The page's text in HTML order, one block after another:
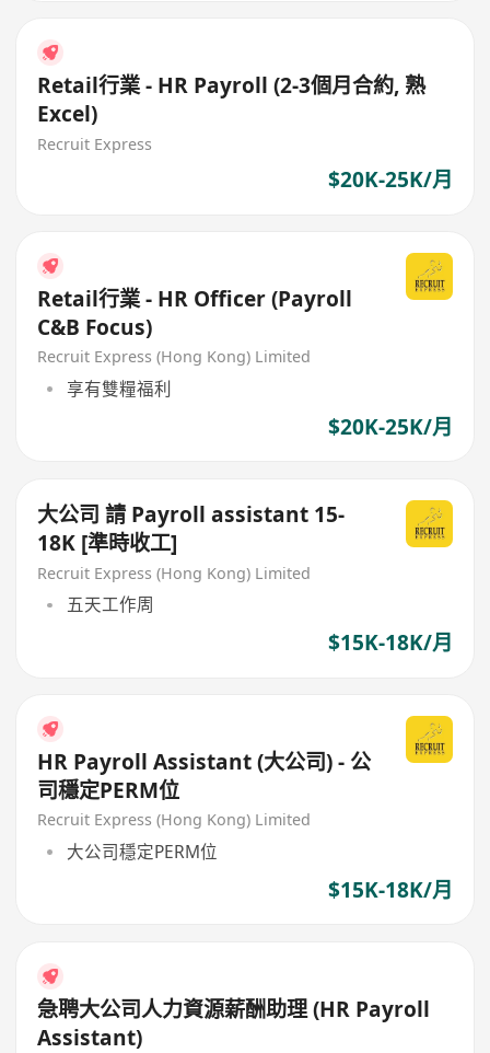
Retail行業 - HR Payroll (2-3個月合約, 熟
Excel)
Recruit Express
$20K-25K/月
Retail行業 - HR Officer (Payroll
C&B Focus)
Recruit Express (Hong Kong) Limited
享有雙糧福利
$20K-25K/月
大公司 請 Payroll assistant 15-
18K [準時收工]
Recruit Express (Hong Kong) Limited
五天工作周
$15K-18K/月
HR Payroll Assistant (大公司) - 公
司穩定PERM位
Recruit Express (Hong Kong) Limited
大公司穩定PERM位
$15K-18K/月
急聘大公司人力資源薪酬助理 (HR Payroll
Assistant)